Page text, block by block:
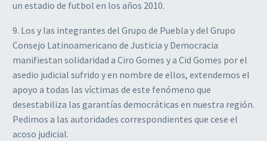
un estadio de futbol en los años 2010.
9. Los y las integrantes del Grupo de Puebla y del Grupo
Consejo Latinoamericano de Justicia y Democracia
manifiestan solidaridad a Ciro Gomes y a Cid Gomes por el
asedio judicial sufrido y en nombre de ellos, extendemos el
apoyo a todas las víctimas de este fenómeno que
desestabiliza las garantías democráticas en nuestra región.
Pedimos a las autoridades correspondientes que cese el
acoso judicial.